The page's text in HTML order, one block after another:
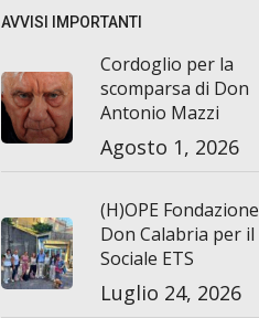
AVVISI IMPORTANTI
Cordoglio per la
scomparsa di Don
Antonio Mazzi
Agosto 1, 2026
(H)OPE Fondazione
Don Calabria per il
Sociale ETS
Luglio 24, 2026